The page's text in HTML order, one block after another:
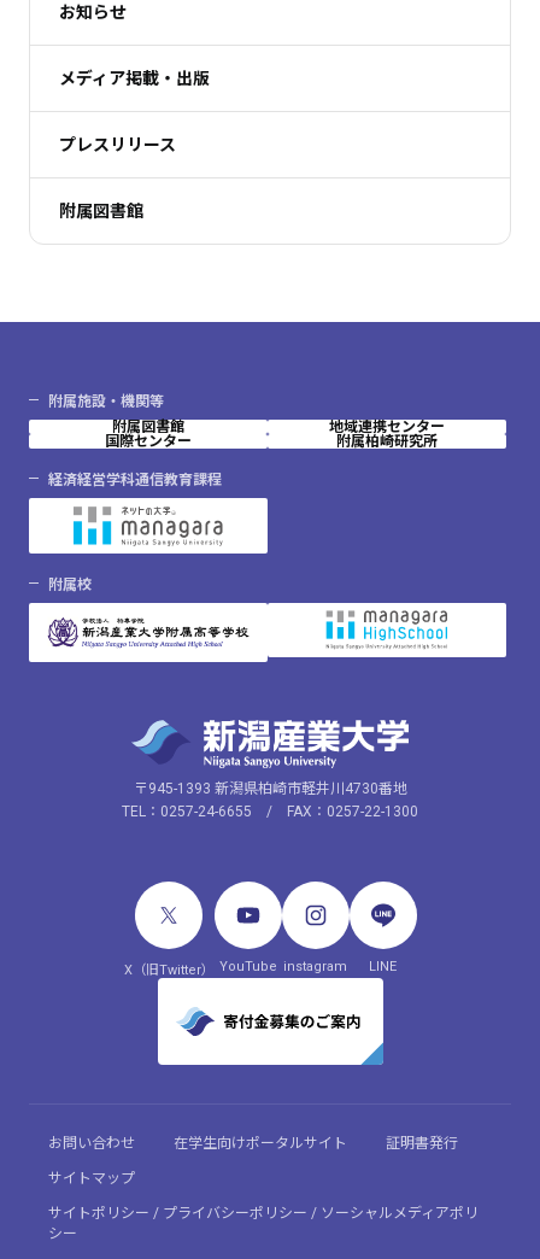
お知らせ
メディア掲載・出版
プレスリリース
附属図書館
附属施設・機関等
附属図書館
地域連携センター
国際センター
附属柏崎研究所
経済経営学科通信教育課程
附属校
〒945-1393 新潟県柏崎市軽井川4730番地
TEL：0257-24-6655 / FAX：0257-22-1300
X（旧Twitter） YouTube instagram LINE
お問い合わせ 在学生向けポータルサイト 証明書発行
サイトマップ
サイトポリシー / プライバシーポリシー / ソーシャルメディアポリ
シー